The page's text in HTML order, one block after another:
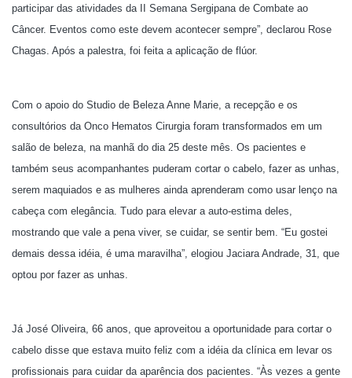
participar das atividades da II Semana Sergipana de Combate ao
Câncer. Eventos como este devem acontecer sempre”, declarou Rose
Chagas. Após a palestra, foi feita a aplicação de flúor.
Com o apoio do Studio de Beleza Anne Marie, a recepção e os
consultórios da Onco Hematos Cirurgia foram transformados em um
salão de beleza, na manhã do dia 25 deste mês. Os pacientes e
também seus acompanhantes puderam cortar o cabelo, fazer as unhas,
serem maquiados e as mulheres ainda aprenderam como usar lenço na
cabeça com elegância. Tudo para elevar a auto-estima deles,
mostrando que vale a pena viver, se cuidar, se sentir bem. “Eu gostei
demais dessa idéia, é uma maravilha”, elogiou Jaciara Andrade, 31, que
optou por fazer as unhas.
Já José Oliveira, 66 anos, que aproveitou a oportunidade para cortar o
cabelo disse que estava muito feliz com a idéia da clínica em levar os
profissionais para cuidar da aparência dos pacientes. “Às vezes a gente